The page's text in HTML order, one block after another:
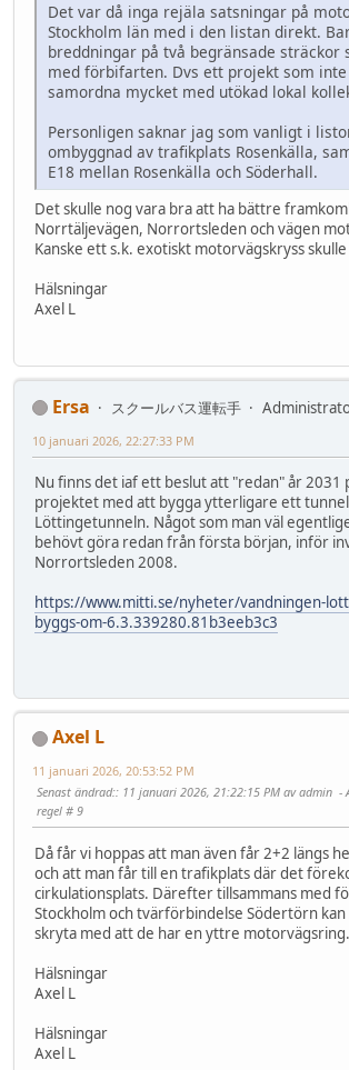
Det var då inga rejäla satsningar på
Stockholm län med i den listan direkt.
breddningar på två begränsade sträckor
med förbifarten. Dvs ett projekt som
samordna mycket med utökad lokal
Personligen saknar jag som vanligt i
ombyggnad av trafikplats Rosenkälla,
E18 mellan Rosenkälla och Söderhall.
Det skulle nog vara bra att ha bättre
Norrtäljevägen, Norrortsleden och vägen
Kanske ett s.k. exotiskt motorvägskryss skulle
Hälsningar
Axel L
Ersa スクールバス運転手
10 januari 2026, 22:27:33 PM
Nu finns det iaf ett beslut att "redan" år 2031
projektet med att bygga ytterligare ett
Löttingetunneln. Något som man väl
behövt göra redan från första början, inför
Norrortsleden 2008.
https://www.mitti.se/nyheter/vandningen-
byggs-om-6.3.339280.81b3eeb3c3
Axel L
11 januari 2026, 20:53:52 PM
Senast ändrad:: 11 januari 2026, 21:22:15 PM av admin
regel # 9
Då får vi hoppas att man även får 2+2 längs
och att man får till en trafikplats där det
cirkulationsplats. Därefter tillsammans med
Stockholm och tvärförbindelse Södertörn kan
skryta med att de har en yttre motorvägsring.
Hälsningar
Axel L
Hälsningar
Axel L